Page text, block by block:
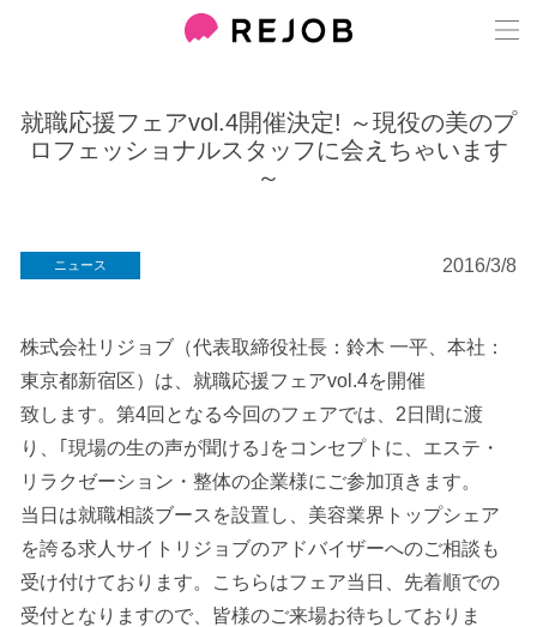
就職応援フェアvol.4開催決定! ～現役の美のプ
ロフェッショナルスタッフに会えちゃいます
～
ニュース 2016/3/8
株式会社リジョブ（代表取締役社長：鈴木 一平、本社：
東京都新宿区）は、就職応援フェアvol.4を開催
致します。第4回となる今回のフェアでは、2日間に渡
り、｢現場の生の声が聞ける｣をコンセプトに、エステ・
リラクゼーション・整体の企業様にご参加頂きます。
当日は就職相談ブースを設置し、美容業界トップシェア
を誇る求人サイトリジョブのアドバイザーへのご相談も
受け付けております。こちらはフェア当日、先着順での
受付となりますので、皆様のご来場お待ちしておりま